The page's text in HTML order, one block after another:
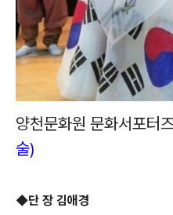
양천문화원 문화서포터
술)
◆단 장 김애경